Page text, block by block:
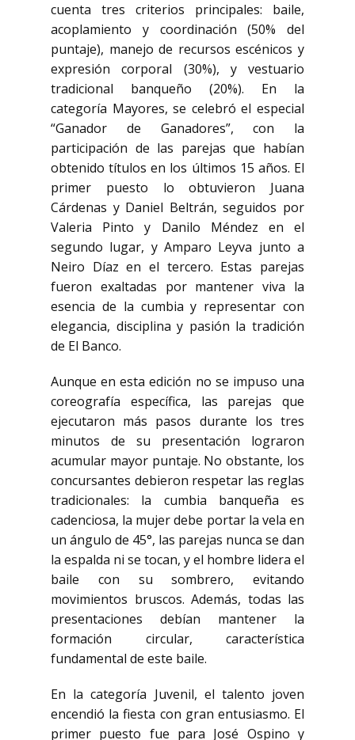
cuenta tres criterios principales: baile,
acoplamiento y coordinación (50% del
puntaje), manejo de recursos escénicos y
expresión corporal (30%), y vestuario
tradicional banqueño (20%). En la
categoría Mayores, se celebró el especial
“Ganador de Ganadores”, con la
participación de las parejas que habían
obtenido títulos en los últimos 15 años. El
primer puesto lo obtuvieron Juana
Cárdenas y Daniel Beltrán, seguidos por
Valeria Pinto y Danilo Méndez en el
segundo lugar, y Amparo Leyva junto a
Neiro Díaz en el tercero. Estas parejas
fueron exaltadas por mantener viva la
esencia de la cumbia y representar con
elegancia, disciplina y pasión la tradición
de El Banco.
Aunque en esta edición no se impuso una
coreografía específica, las parejas que
ejecutaron más pasos durante los tres
minutos de su presentación lograron
acumular mayor puntaje. No obstante, los
concursantes debieron respetar las reglas
tradicionales: la cumbia banqueña es
cadenciosa, la mujer debe portar la vela en
un ángulo de 45°, las parejas nunca se dan
la espalda ni se tocan, y el hombre lidera el
baile con su sombrero, evitando
movimientos bruscos. Además, todas las
presentaciones debían mantener la
formación circular, característica
fundamental de este baile.
En la categoría Juvenil, el talento joven
encendió la fiesta con gran entusiasmo. El
primer puesto fue para José Ospino y